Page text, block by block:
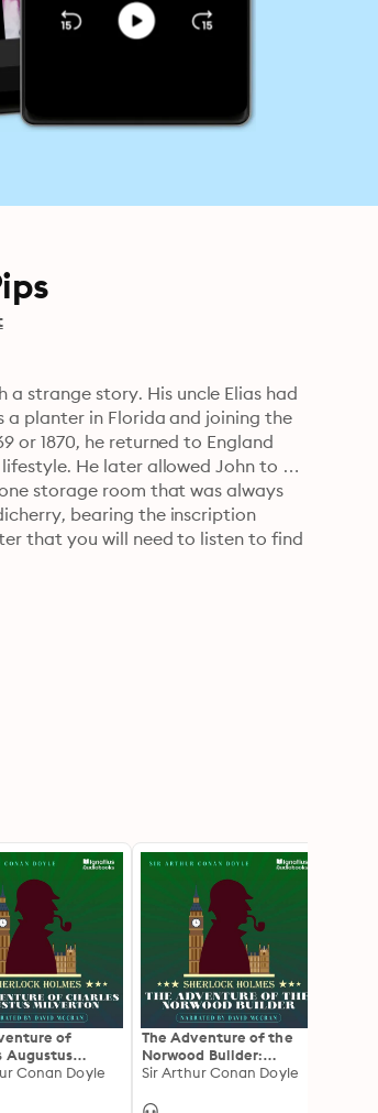
strange story. His uncle Elias had
a planter in Florida and joining the
or 1870, he returned to England
He later allowed John to
storage room that was always
bearing the inscription
that you will need to listen to find
of
Augustus
Sherlock
Conan Doyle
The Adventure of the
Norwood Builder:
Sherlock Holmes
Sir Arthur Conan Doyle